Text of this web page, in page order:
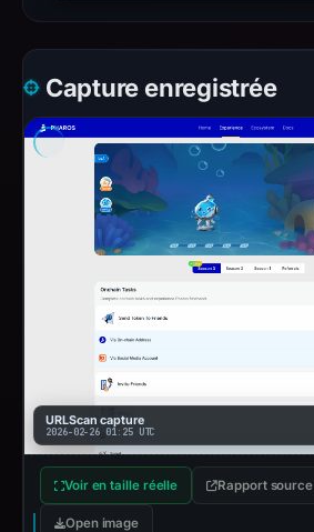
Capture enregistrée
URLScan capture
2026-02-26 01:25 UTC
Voir en taille réelle Rapport source
Open image